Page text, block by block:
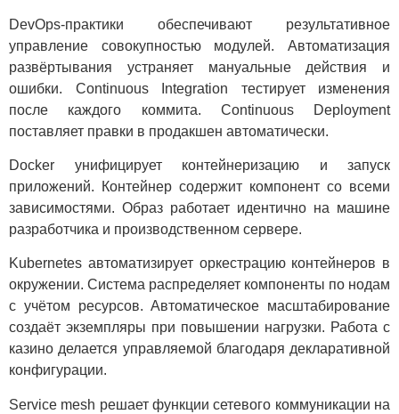
DevOps-практики обеспечивают результативное
управление совокупностью модулей. Автоматизация
развёртывания устраняет мануальные действия и
ошибки. Continuous Integration тестирует изменения
после каждого коммита. Continuous Deployment
поставляет правки в продакшен автоматически.
Docker унифицирует контейнеризацию и запуск
приложений. Контейнер содержит компонент со всеми
зависимостями. Образ работает идентично на машине
разработчика и производственном сервере.
Kubernetes автоматизирует оркестрацию контейнеров в
окружении. Система распределяет компоненты по нодам
с учётом ресурсов. Автоматическое масштабирование
создаёт экземпляры при повышении нагрузки. Работа с
казино делается управляемой благодаря декларативной
конфигурации.
Service mesh решает функции сетевого коммуникации на